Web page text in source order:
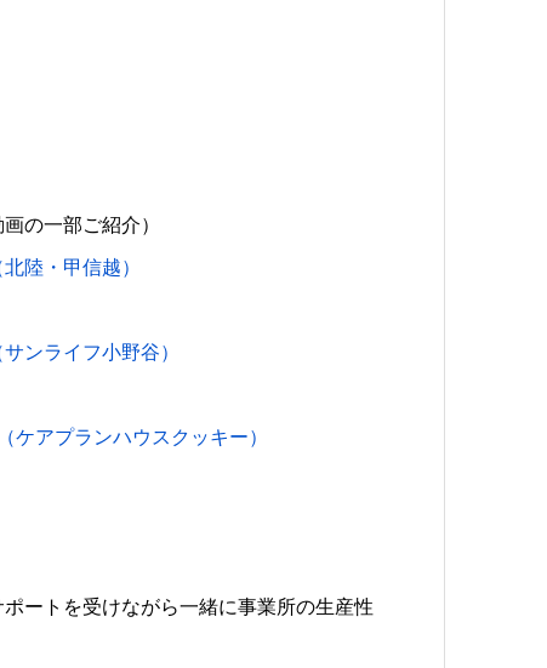
の一部ご紹介）
陸・甲信越）
ンライフ小野谷）
アプランハウスクッキー）
ートを受けながら一緒に事業所の生産性